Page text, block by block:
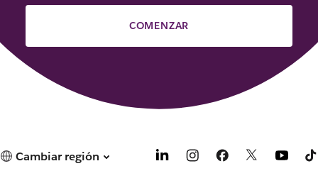
COMENZAR
Cambiar región